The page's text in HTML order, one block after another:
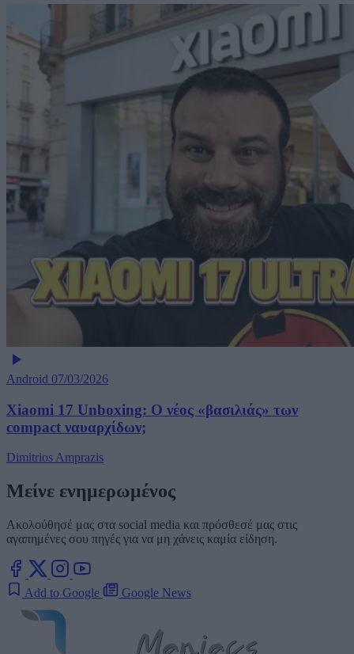
Android 07/03/2026
Xiaomi 17 Unboxing: Ο νέος «βασιλιάς» των
compact ναυαρχίδων;
Dimitrios Amprazis
Μείνε ενημερωμένος
Ακολούθησέ μας στα social media και πρόσθεσέ μας στις
αγαπημένες σου πηγές για να μη χάνεις καμία είδηση.
Add to Google Google News